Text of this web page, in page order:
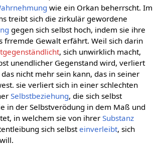
wie ein Orkan beherrscht. Im
treibt sich die zirkulär gewordene
gegen sich selbst hoch, indem sie ihre
frremde Gewalt erfährt. Weil sich darin
, sich unwirklich macht,
unendlicher Gegenstand wird, verliert
das nicht mehr sein kann, das in seiner
sie verliert sich in einer schlechten
Selbstbeziehung, die sich selbst
in der Selbstverödung in dem Maß und
in welchem sie von ihrer Substanz
sich selbsteinverleibt, sich